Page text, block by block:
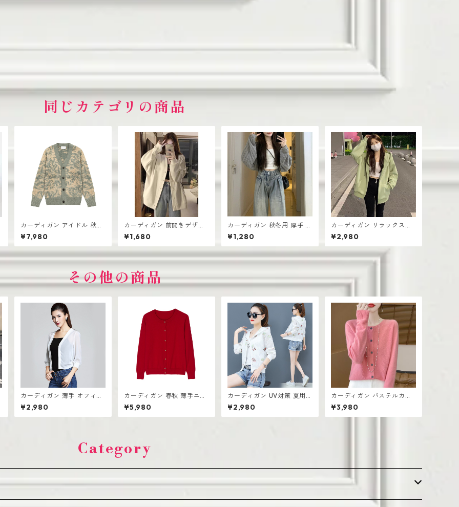
同じカテゴリの商品
カーディガン アイドル 秋冬
新作 おしゃれな ニット vネ
ック シングルボタン
¥7,980
カーディガン 前開きデザイ
ン 厚手 レディース ゆったり
シルエット
¥1,680
カーディガン 秋冬用 厚手 ニ
ット生地 レディース 羽織り
シンプル おしゃれ
¥1,280
カーディガン リラックスウ
ェア ゆったりシルエット レ
ディース 厚手 無地デザイン
¥2,980
その他の商品
カーディガン 薄手 オフィス
カジュアル レディース 羽織
り きれいめ
¥2,980
カーディガン 春秋 薄手ニッ
ト ショートセーター アウタ
ーウェア ショールトップ
¥5,980
カーディガン UV対策 夏用
長袖 薄手 ショートジャケッ
ト 韓国 オールマッチ エアコ
ン対策
¥2,980
カーディガン パステルカラ
ー 前開きデザイン レディー
ス 羽織り きれいめ トレンド
¥3,980
Category